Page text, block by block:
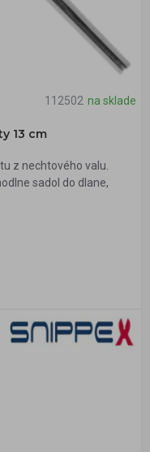
112502 na sklade
13 cm
z nechtového valu.
sadol do dlane,